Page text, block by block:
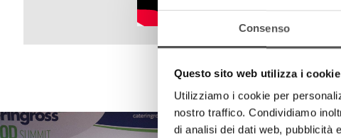
Consenso
Questo sito web utilizza i cookie
Utilizziamo i cookie per
nostro traffico. Condividiamo
di analisi dei dati web, pubblicità